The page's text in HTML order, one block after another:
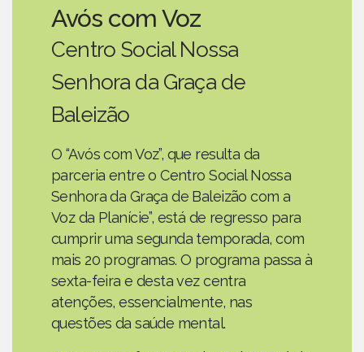
Avós com Voz
Centro Social Nossa
Senhora da Graça de
Baleizão
O “Avós com Voz”, que resulta da
parceria entre o Centro Social Nossa
Senhora da Graça de Baleizão com a
Voz da Planície”, está de regresso para
cumprir uma segunda temporada, com
mais 20 programas. O programa passa à
sexta-feira e desta vez centra
atenções, essencialmente, nas
questões da saúde mental.